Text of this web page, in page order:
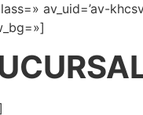
av_uid=’av-